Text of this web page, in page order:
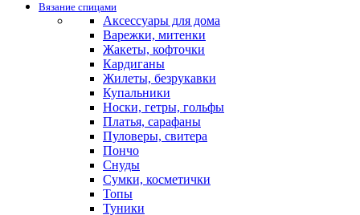
Вязание спицами
Аксессуары для дома
Варежки, митенки
Жакеты, кофточки
Кардиганы
Жилеты, безрукавки
Купальники
Носки, гетры, гольфы
Платья, сарафаны
Пуловеры, свитера
Пончо
Снуды
Сумки, косметички
Топы
Туники